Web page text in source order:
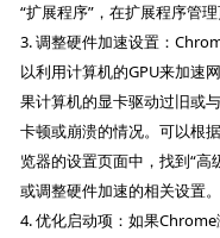
“扩展程序”，在扩展程序管
3. 调整硬件加速设置：
以利用计算机的GPU来加速
果计算机的显卡驱动过旧或
卡顿或崩溃的情况。可以根
览器的设置页面中，找到“高
或调整硬件加速的相关设置。
4. 优化启动项：如果